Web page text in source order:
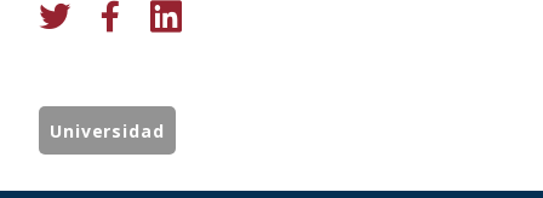
Universidad